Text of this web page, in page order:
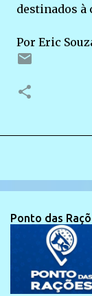
destinados à
Por Eric
Ponto das